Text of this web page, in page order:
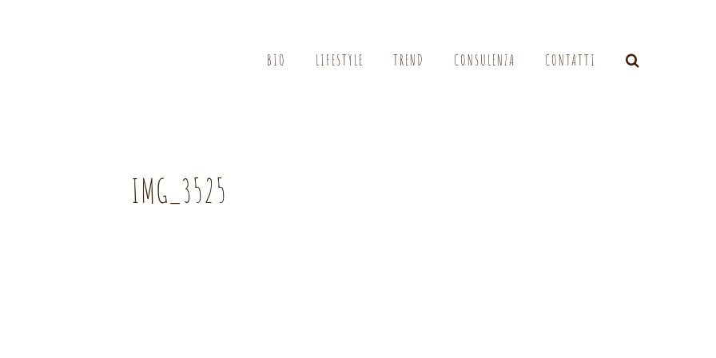
BIO LIFESTYLE TREND CONSULENZA CONTATTI
IMG_3525